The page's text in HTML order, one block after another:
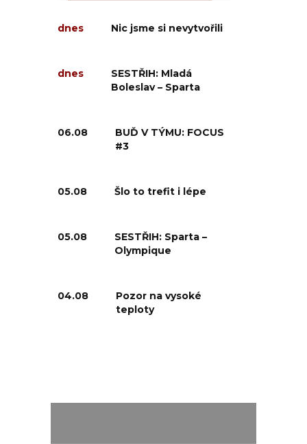
dnes Nic jsme si nevytvořili
dnes
SESTŘIH: Mladá
Boleslav – Sparta
06.08
BUĎ V TÝMU: FOCUS
#3
05.08 Šlo to trefit i lépe
05.08
SESTŘIH: Sparta –
Olympique
04.08
Pozor na vysoké
teploty